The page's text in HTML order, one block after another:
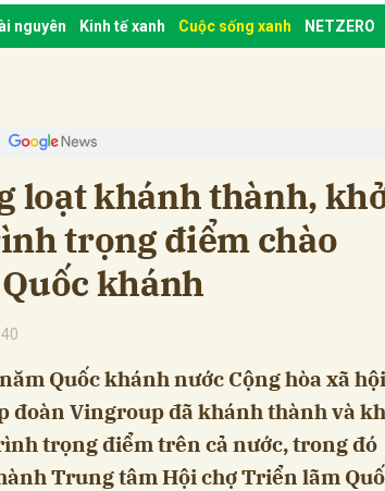
nguyên Kinh tế xanh Cuộc sống xanh NETZERO
loạt khánh thành,
trọng điểm chào
khánh
Quốc khánh nước Cộng hòa xã hội
đoàn Vingroup đã khánh thành và
trọng điểm trên cả nước, trong đó
Trung tâm Hội chợ Triển lãm